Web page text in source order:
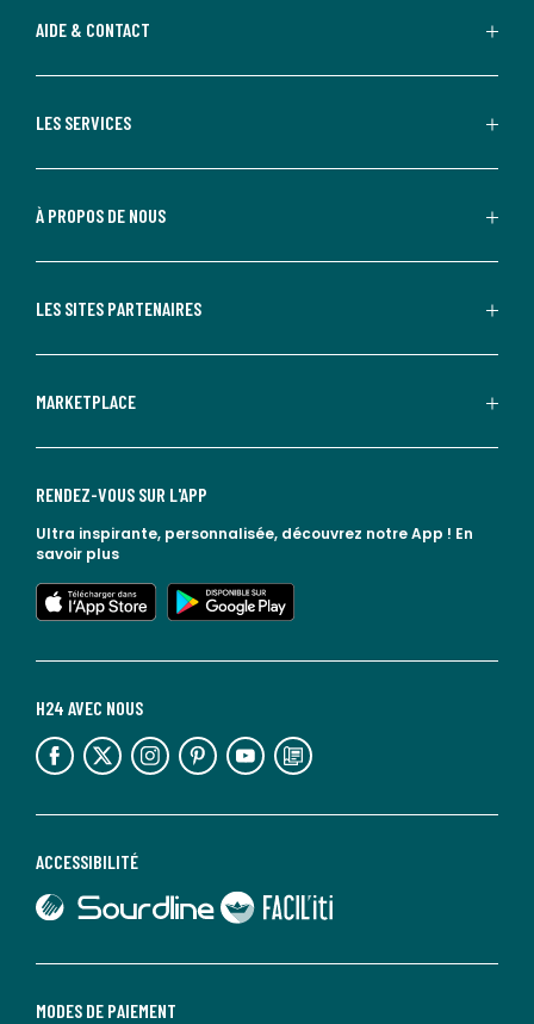
AIDE & CONTACT
LES SERVICES
À PROPOS DE NOUS
LES SITES PARTENAIRES
MARKETPLACE
MODES DE PAIEMENT
ACCESSIBILITÉ
lien vers Sourdline
lien vers Faciliti
H24 AVEC NOUS
lien vers l'espace réseaux sociaux lien vers l'espace réseaux sociaux lien vers l'espace réseaux sociaux lien vers l'espace réseaux sociaux lien vers l'espace réseaux sociaux lien vers le blog la redoute
RENDEZ-VOUS SUR L'APP
Ultra inspirante, personnalisée, découvrez notre App ! En
savoir plus
lien vers l'app store
lien vers google play